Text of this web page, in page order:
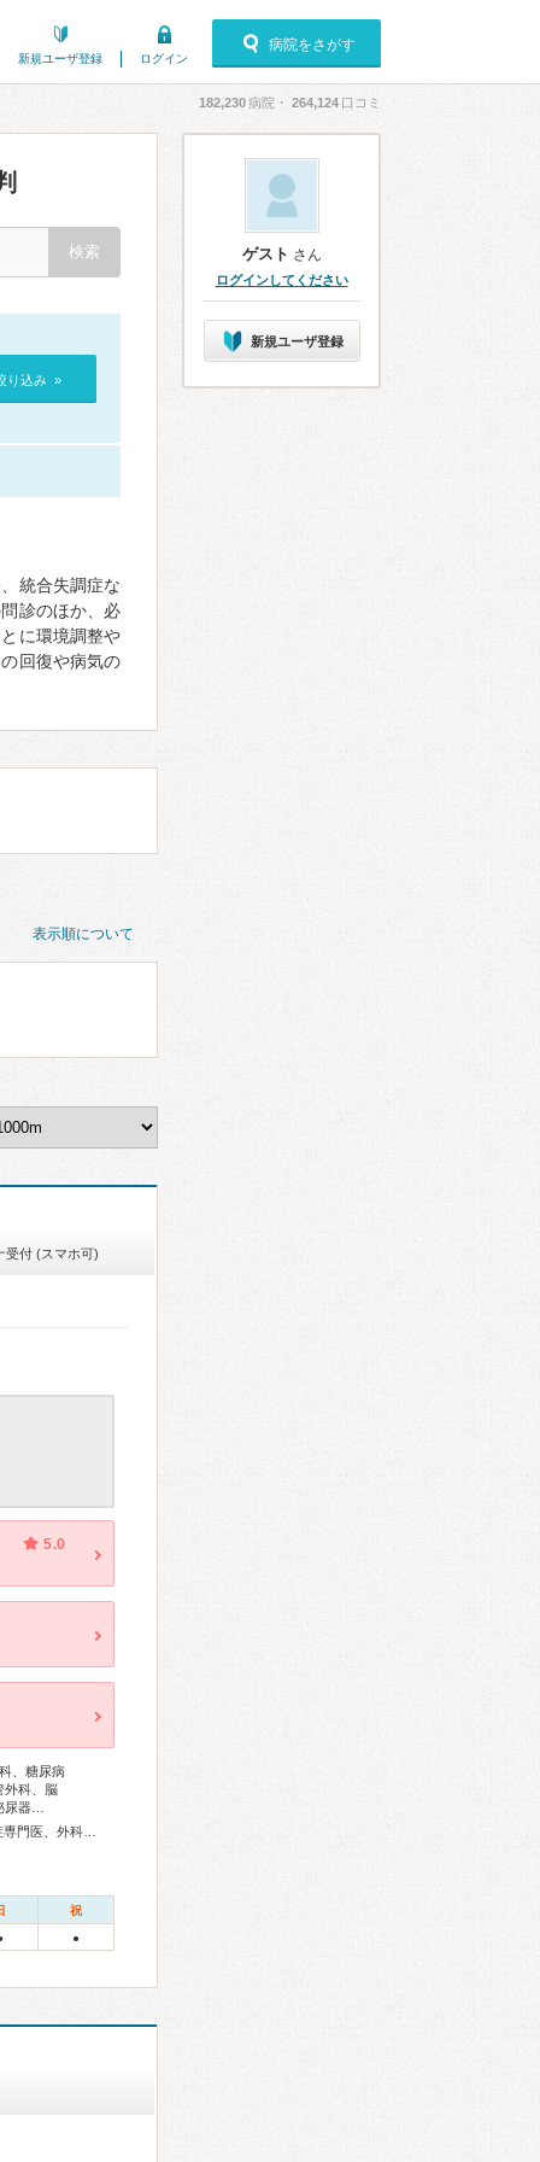
新規ユーザ登録 ログイン
病院をさがす
182,230病院・ 264,124 口コミ
り込み »
統合失調症な
診のほか、必
に環境調整や
回復や病気の
表示順について
受付 (スマホ可)
5.0
、糖尿病
外科、脳
尿器…
祝
●
ゲスト さん
ログインしてください
新規ユーザ登録